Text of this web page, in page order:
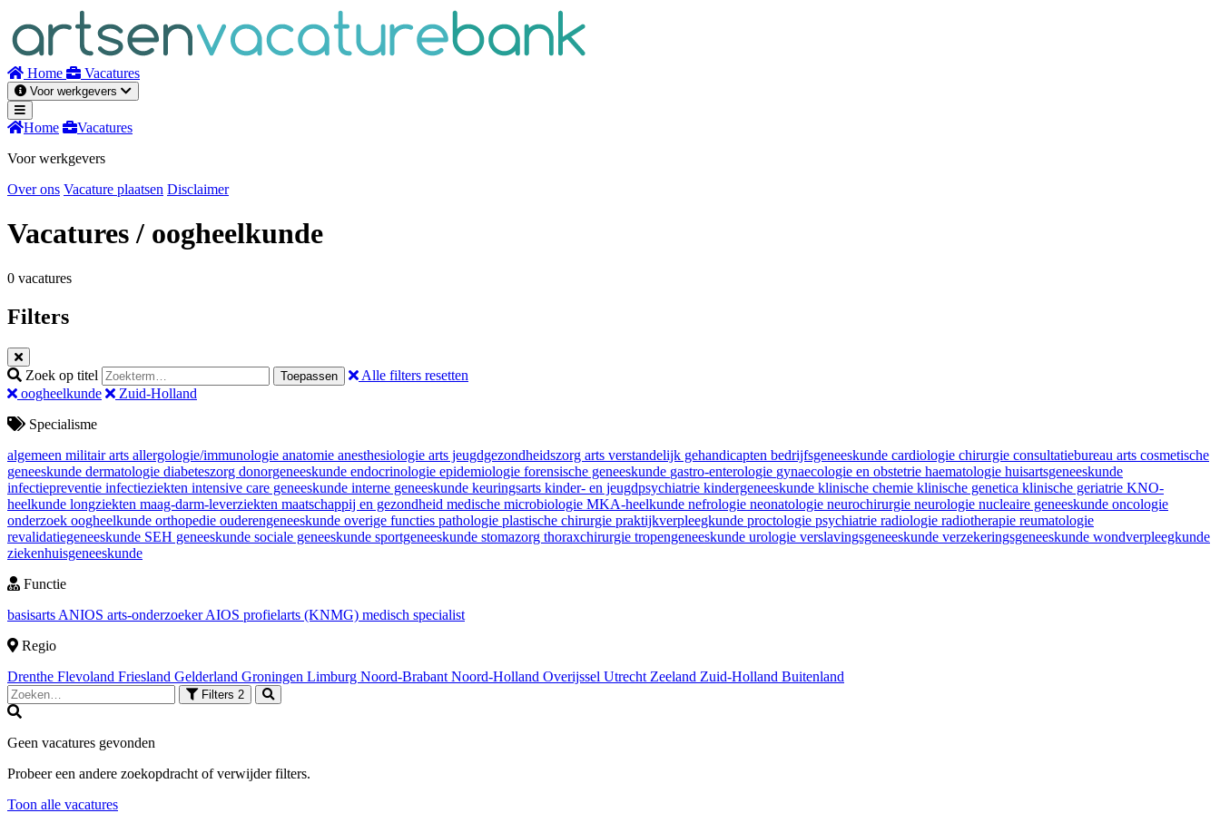
inhoud
Home Vacatures
Voor werkgevers
Home
Vacatures
Voor werkgevers
Over ons Vacature plaatsen Disclaimer
Vacatures/ oogheelkunde
0 vacatures
Filters
Zoek op titel Toepassen
Alle filters resetten
oogheelkunde
Zuid-Holland
Specialisme
algemeen militair arts allergologie/immunologie anatomie anesthesiologie arts jeugdgezondheidszorg arts verstandelijk gehandicapten bedrijfsgeneeskunde cardiologie chirurgie consultatiebureau arts cosmetische
geneeskunde dermatologie diabeteszorg donorgeneeskunde endocrinologie epidemiologie forensische geneeskunde gastro-enterologie gynaecologie en obstetrie haematologie huisartsgeneeskunde
infectiepreventie infectieziekten intensive care geneeskunde interne geneeskunde keuringsarts kinder- en jeugdpsychiatrie kindergeneeskunde klinische chemie klinische genetica klinische geriatrie KNO-
heelkunde longziekten maag-darm-leverziekten maatschappij en gezondheid medische microbiologie MKA-heelkunde nefrologie neonatologie neurochirurgie neurologie nucleaire geneeskunde oncologie
onderzoek oogheelkunde orthopedie ouderengeneeskunde overige functies pathologie plastische chirurgie praktijkverpleegkunde proctologie psychiatrie radiologie radiotherapie reumatologie
revalidatiegeneeskunde SEH geneeskunde sociale geneeskunde sportgeneeskunde stomazorg thoraxchirurgie tropengeneeskunde urologie verslavingsgeneeskunde verzekeringsgeneeskunde wondverpleegkunde
ziekenhuisgeneeskunde
Functie
basisarts ANIOS arts-onderzoekerAIOS profielarts (KNMG) medisch specialist
Regio
Drenthe Flevoland Friesland Gelderland Groningen Limburg Noord-Brabant Noord-Holland Overijssel Utrecht Zeeland Zuid-Holland Buitenland
Filters 2
Geen vacatures gevonden
Probeer een andere zoekopdracht of verwijder filters.
Toon alle vacatures